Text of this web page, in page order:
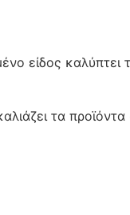
είδος καλύπτει
τα